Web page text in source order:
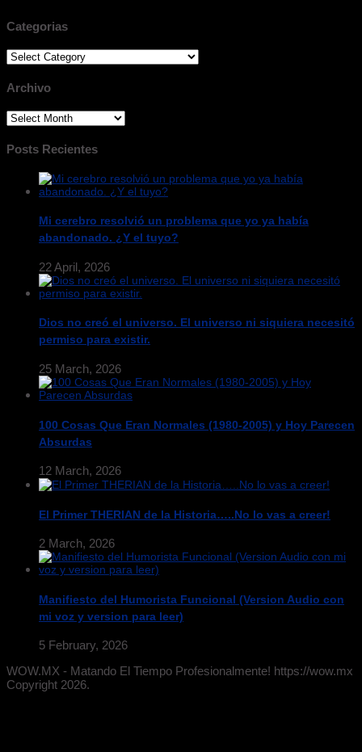
Categorias
Categorias
Archivo
Archivo
Posts Recientes
Mi cerebro resolvió un problema que yo ya había
abandonado. ¿Y el tuyo?
22 April, 2026
Dios no creó el universo. El universo ni siquiera necesitó
permiso para existir.
25 March, 2026
100 Cosas Que Eran Normales (1980-2005) y Hoy Parecen
Absurdas
12 March, 2026
El Primer THERIAN de la Historia…..No lo vas a creer!
2 March, 2026
Manifiesto del Humorista Funcional (Version Audio con
mi voz y version para leer)
5 February, 2026
WOW.MX - Matando El Tiempo Profesionalmente! https://wow.mx
Copyright 2026.